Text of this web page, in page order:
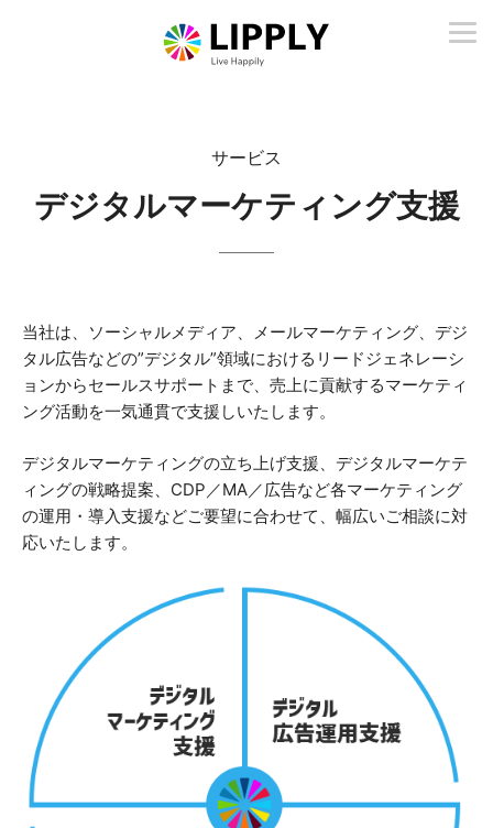
サービス
デジタルマーケティング支援
当社は、ソーシャルメディア、メールマーケティング、デジ
タル広告などの”デジタル”領域におけるリードジェネレーシ
ョンからセールスサポートまで、売上に貢献するマーケティ
ング活動を一気通貫で支援しいたします。
デジタルマーケティングの立ち上げ支援、デジタルマーケテ
ィングの戦略提案、CDP／MA／広告など各マーケティング
の運用・導入支援などご要望に合わせて、幅広いご相談に対
応いたします。